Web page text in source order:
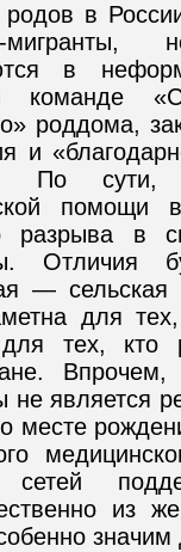
родов в
мигранты,
в
команде
роддома,
и
По сути,
помощи
разрыва в
Отличия
—
для
для тех, кто
не является
месте
сетей
из